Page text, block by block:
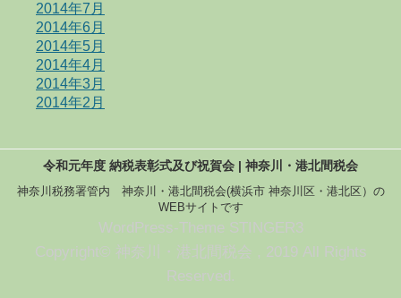
2014年7月
2014年6月
2014年5月
2014年4月
2014年3月
2014年2月
令和元年度 納税表彰式及び祝賀会 | 神奈川・港北間税会
神奈川税務署管内 神奈川・港北間税会(横浜市 神奈川区・港北区）の
WEBサイトです
WordPress-Theme STINGER3
Copyright© 神奈川・港北間税会 , 2019 All Rights
Reserved.